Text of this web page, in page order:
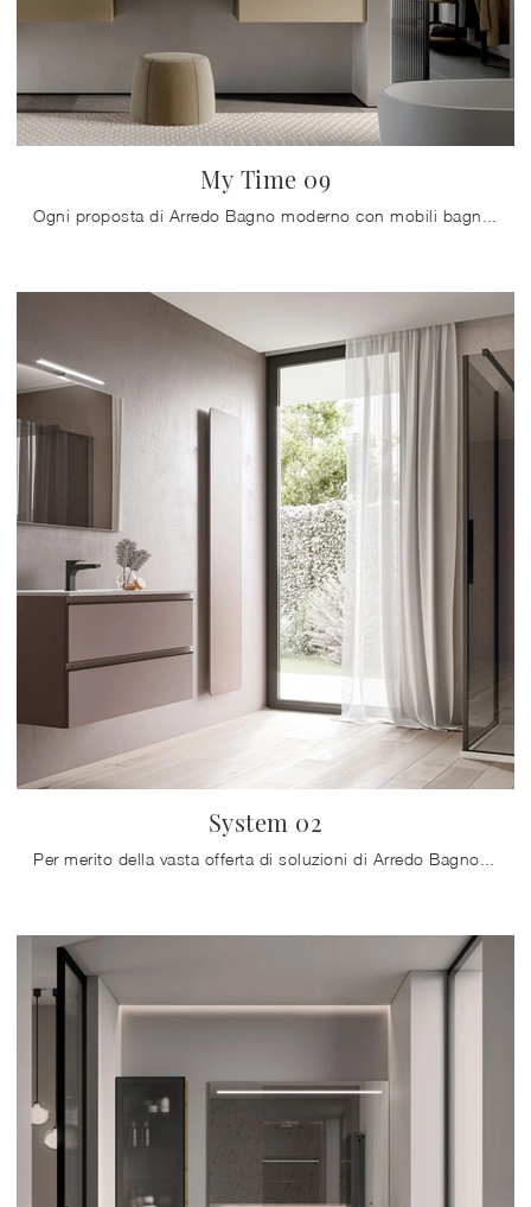
My Time 09
System 02